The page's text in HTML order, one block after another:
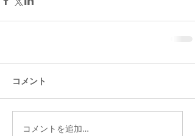
コメント
コメントを追加…